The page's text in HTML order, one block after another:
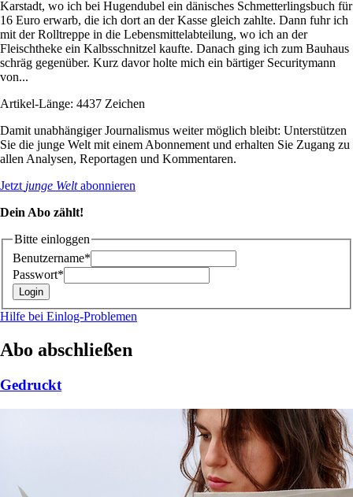
Karstadt, wo ich bei Hugendubel ein dänisches Schmetterlingsbuch für
16 Euro erwarb, die ich dort an der Kasse gleich zahlte. Dann fuhr ich
mit der Rolltreppe in die Lebensmittelabteilung, wo ich an der
Fleischtheke ein Kalbsschnitzel kaufte. Danach ging ich zum Bauhaus
schräg gegenüber. Kurz davor holte mich ein bärtiger Securitymann
von...
Artikel-Länge: 4437 Zeichen
Damit unabhängiger Journalismus weiter möglich bleibt: Unterstützen
Sie die junge Welt mit einem Abonnement und erhalten Sie Zugang zu
allen Analysen, Reportagen und Kommentaren.
Jetzt junge Weltabonnieren
Dein Abo zählt!
Bitte einloggen
Benutzername*
Passwort*
Hilfe bei Einlog-Problemen
Abo abschließen
Gedruckt